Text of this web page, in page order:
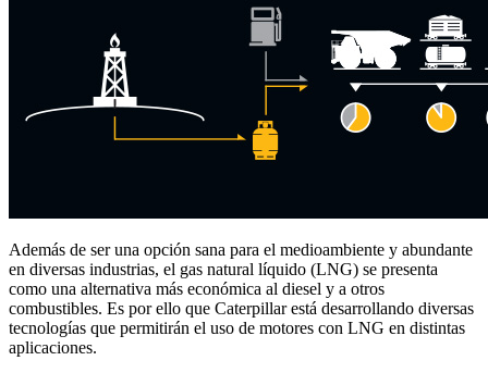
Además de ser una opción sana para el medioambiente y abundante
en diversas industrias, el gas natural líquido (LNG) se presenta
como una alternativa más económica al diesel y a otros
combustibles. Es por ello que Caterpillar está desarrollando diversas
tecnologías que permitirán el uso de motores con LNG en distintas
aplicaciones.